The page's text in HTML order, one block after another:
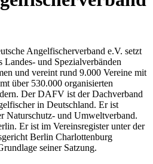
Angelfischerverband e.V. setzt
Landes- und Spezialverbänden
und vereint rund 9.000 Vereine mit
über 530.000 organisierten
Der DAFV ist der Dachverband
in Deutschland. Er ist
Naturschutz- und Umweltverband.
Er ist im Vereinsregister unter der
Berlin Charlottenburg
seiner Satzung.